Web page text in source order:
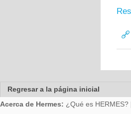
Regresar a la página inicial
Acerca de Hermes: ¿Qué es HERMES?